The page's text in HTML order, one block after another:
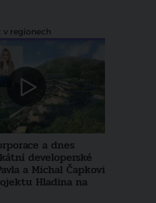
v regionech
a dnes
developerské
a Michal Čapkovi
Hladina na